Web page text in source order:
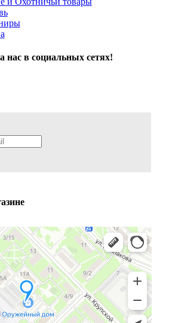
нас в социальных сетях!